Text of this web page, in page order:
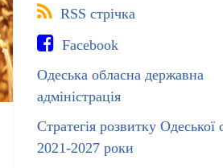
RSS стрічка
Facebook
Одеська обласна державна
адміністрація
Стратегія розвитку Одеської
2021-2027 роки